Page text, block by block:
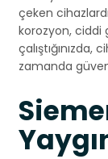
çeken
korozyon, ciddi
çalıştığınızda,
zamanda